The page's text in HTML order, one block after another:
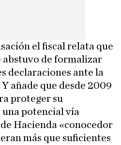
el fiscal relata que
abstuvo de formalizar
declaraciones ante la
añade que desde 2009
proteger su
potencial vía
Hacienda «conocedor
más que suficientes